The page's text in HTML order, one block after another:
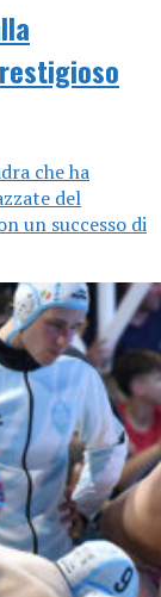
che ha
del
un successo di